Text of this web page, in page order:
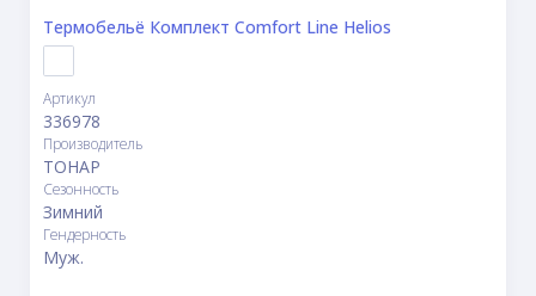
Термобельё Комплект Сomfort Line Helios
Артикул
336978
Производитель
ТОНАР
Сезонность
Зимний
Гендерность
Муж.